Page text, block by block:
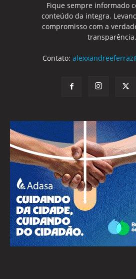
Fique sempre informado
conteúdo da integra.
compromisso com a
transparência.
Contato: